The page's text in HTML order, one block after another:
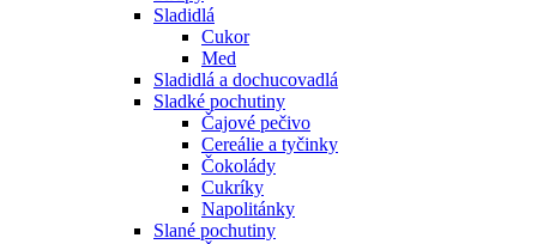
Sladidlá
Cukor
Med
Sladidlá a dochucovadlá
Sladké pochutiny
Čajové pečivo
Cereálie a tyčinky
Čokolády
Cukríky
Napolitánky
Slané pochutiny